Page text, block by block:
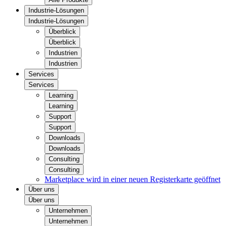
Industrie-Lösungen
Industrie-Lösungen
Überblick
Überblick
Industrien
Industrien
Services
Services
Learning
Learning
Support
Support
Downloads
Downloads
Consulting
Consulting
Marketplace wird in einer neuen Registerkarte geöffnet
Über uns
Über uns
Unternehmen
Unternehmen